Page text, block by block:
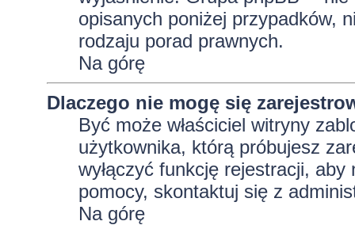
opisanych poniżej przypadków,
rodzaju porad prawnych.
Na górę
Dlaczego nie mogę się
Być może właściciel witryny
użytkownika, którą próbujesz
wyłączyć funkcję rejestracji,
pomocy, skontaktuj się z
Na górę